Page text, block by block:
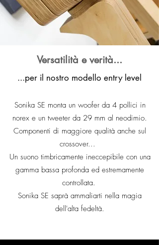
Versatilità e verità...
...per il nostro modello entry level
Sonika SE monta unwoofer da 4 pollici in
norex e un tweeter da 29 mm al neodimio.
Componenti di maggiore qualità anche sul
crossover...
Un suono timbricamente ineccepibile con una
gamma bassa profonda ed estremamente
controllata.
Sonika SE saprà ammaliarti nella magia
dell'alta fedeltà.